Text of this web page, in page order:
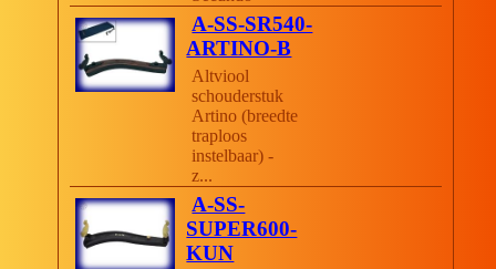
A-SS-SR540-
ARTINO-B
Altviool
schouderstuk
Artino (breedte
traploos
instelbaar) -
z...
A-SS-
SUPER600-
KUN